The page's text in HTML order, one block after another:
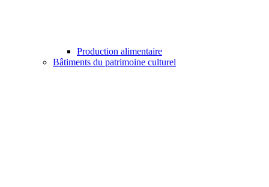
Production alimentaire
Bâtiments du patrimoine culturel